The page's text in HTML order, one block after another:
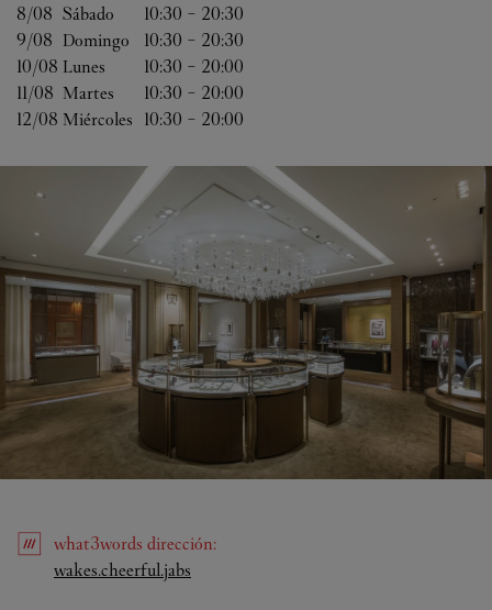
8/08 Sábado 10:30 - 20:30
9/08 Domingo 10:30 - 20:30
10/08 Lunes 10:30 - 20:00
11/08 Martes 10:30 - 20:00
12/08 Miércoles 10:30 - 20:00
what3words dirección:
wakes.cheerful.jabs